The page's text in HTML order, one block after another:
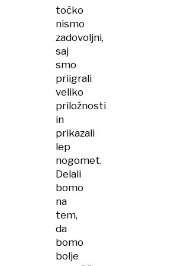
točko
nismo
zadovoljni,
saj
smo
priigrali
veliko
priložnosti
in
prikazali
lep
nogomet.
Delali
bomo
na
tem,
da
bomo
bolje